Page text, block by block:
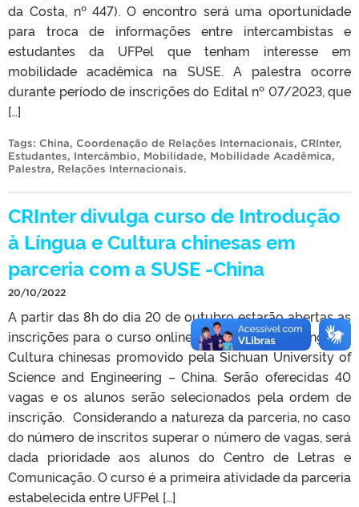
da Costa, nº 447). O encontro será uma oportunidade
para troca de informações entre intercambistas e
estudantes da UFPel que tenham interesse em
mobilidade acadêmica na SUSE. A palestra ocorre
durante período de inscrições do Edital nº 07/2023, que
[…]
Tags: China, Coordenação de Relações Internacionais, CRInter,
Estudantes, Intercâmbio, Mobilidade, Mobilidade Acadêmica,
Palestra, Relações Internacionais.
CRInter divulga curso de Introdução
à Língua e Cultura chinesas em
parceria com a SUSE -China
20/10/2022
A partir das 8h do dia 20 de outubro estarão abertas as
inscrições para o curso online de Introdução à Língua e
Cultura chinesas promovido pela Sichuan University of
Science and Engineering – China. Serão oferecidas 40
vagas e os alunos serão selecionados pela ordem de
inscrição. Considerando a natureza da parceria, no caso
do número de inscritos superar o número de vagas, será
dada prioridade aos alunos do Centro de Letras e
Comunicação. O curso é a primeira atividade da parceria
estabelecida entre UFPel […]